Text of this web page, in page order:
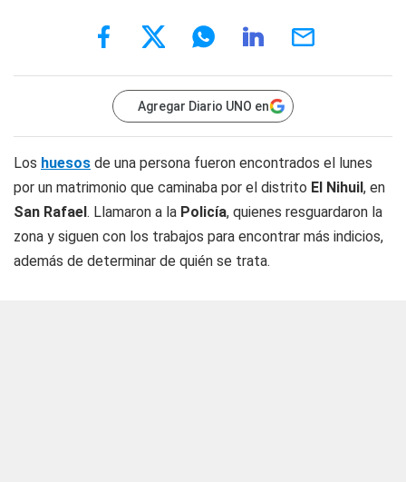
Agregar Diario UNO en
Los huesos de una persona fueron encontrados el lunes
por un matrimonio que caminaba por el distrito El Nihuil, en
San Rafael. Llamaron a la Policía, quienes resguardaron la
zona y siguen con los trabajos para encontrar más indicios,
además de determinar de quién se trata.